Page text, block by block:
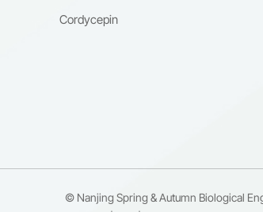
Cordycepin
© Nanjing Spring & Autumn Biological